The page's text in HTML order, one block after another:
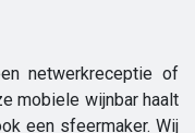
netwerkreceptie of
mobiele wijnbar haalt
een sfeermaker. Wij